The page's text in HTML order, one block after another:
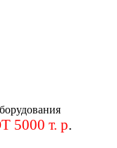
т. р.